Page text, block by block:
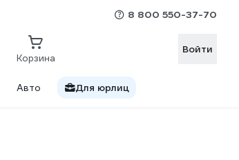
8 800 550-37-70
Корзина
Войти
Авто Для юрлиц